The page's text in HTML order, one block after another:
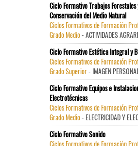
Ciclo Formativo Trabajos Forestales
Conservación del Medio Natural
Ciclos Formativos de Formación
Grado Medio- ACTIVIDADES
Ciclo Formativo Estética Integral y
Ciclos Formativos de Formación
Grado Superior- IMAGEN
Ciclo Formativo Equipos e
Electrotécnicas
Ciclos Formativos de Formación
Grado Medio- ELECTRICIDAD Y
Ciclo Formativo Sonido
Ciclos Formativos de Formación